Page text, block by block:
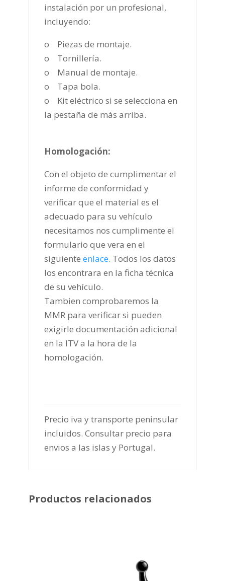
instalación por un profesional,
incluyendo:
o Piezas de montaje.
o Tornillería.
o Manual de montaje.
o Tapa bola.
o Kit eléctrico si se selecciona en
la pestaña de más arriba.
Homologación:
Con el objeto de cumplimentar el
informe de conformidad y
verificar que el material es el
adecuado para su vehículo
necesitamos nos cumplimente el
formulario que vera en el
siguiente enlace. Todos los datos
los encontrara en la ficha técnica
de su vehículo.
Tambien comprobaremos la
MMR para verificar si pueden
exigirle documentación adicional
en la ITV a la hora de la
homologación.
Precio iva y transporte peninsular
incluidos. Consultar precio para
envios a las islas y Portugal.
Productos relacionados